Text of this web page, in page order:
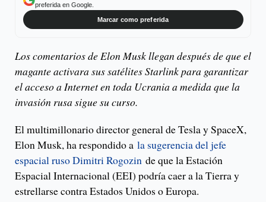
preferida en Google.
Marcar como preferida
Los comentarios de Elon Musk llegan después de que el
magante activara sus satélites Starlink para garantizar
el acceso a Internet en toda Ucrania a medida que la
invasión rusa sigue su curso.
El multimillonario director general de Tesla y SpaceX,
Elon Musk, ha respondido a la sugerencia del jefe
espacial ruso Dimitri Rogozin de que la Estación
Espacial Internacional (EEI) podría caer a la Tierra y
estrellarse contra Estados Unidos o Europa.